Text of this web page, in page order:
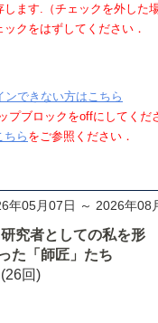
ます.（チェックを外した
クをはずしてください．
ンできない方はこちら
プブロックをoffにしてくだ
ちら をご参照ください．
年05月07日 ～ 2026年08
研究者としての私を形
た「師匠」たち
(26回)